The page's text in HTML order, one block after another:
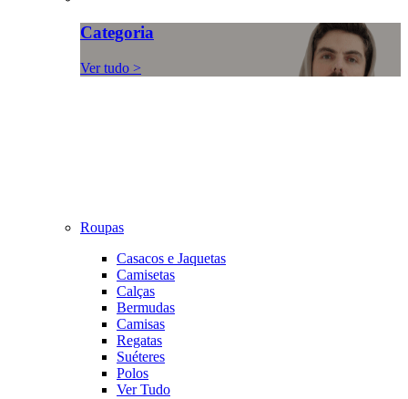
Categoria
Ver tudo >
Roupas
Casacos e Jaquetas
Camisetas
Calças
Bermudas
Camisas
Regatas
Suéteres
Polos
Ver Tudo